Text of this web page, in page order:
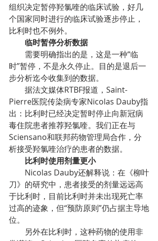
组织决定暂停羟氯喹的临床试验，好几
个国家同时进行的临床试验逐步停止，
比利时也不例外。
        临时暂停分析数据
时”暂停，不是永久停止。目的是退后一
步分析迄今收集到的数据。
Pierre医院传染病专家Nicolas Dauby指
出：比利时已经决定暂时停止向新冠病
毒住院患者推荐羟氯喹。我们正在与
Sciensano和联邦药物管理局合作，分
析接受羟氯喹治疗的患者的数据。
        比利时使用剂量更小
刀》的研究中，患者接受的剂量远远高
于比利时，目前比利时并未出现死亡率
过高的迹象，但“预防原则”仍占据主导地
位。